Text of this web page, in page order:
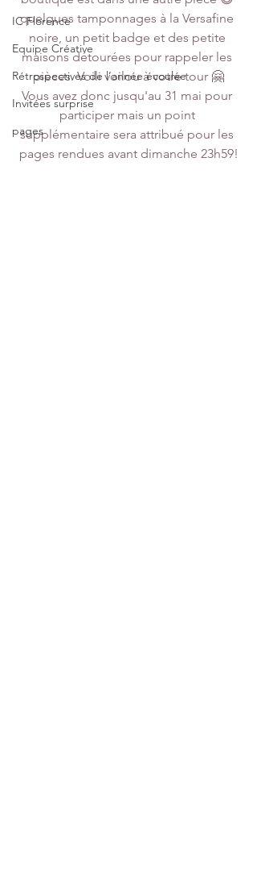
IC Florence
Equipe Créative
Rétrospectives de l’année écoulée
Invitées surprise
pages
quelques tamponnages à la Versafine
noire, un petit badge et des petite
maisons détourées pour rappeler les
pièces. Voili voilou à votre tour 🤗
Vous avez donc jusqu'au 31 mai pour
participer mais un point
supplémentaire sera attribué pour les
pages rendues avant dimanche 23h59!